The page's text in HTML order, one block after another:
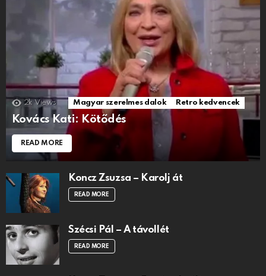
2k Views Magyar szerelmes dalok Retro kedvencek
Kovács Kati: Kötődés
READ MORE
Koncz Zsuzsa – Karolj át
READ MORE
Szécsi Pál – A távollét
READ MORE